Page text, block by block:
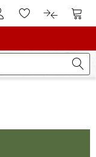
le compte client
Vers la liste
Vers le